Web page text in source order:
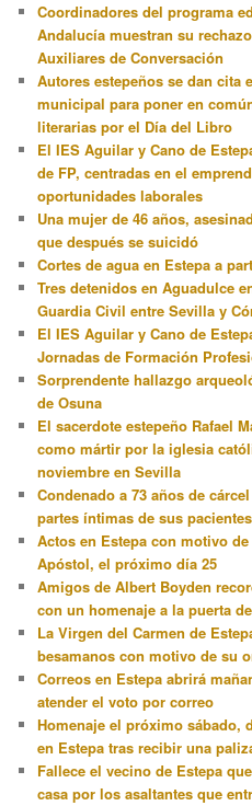
Coordinadores del programa
Andalucía muestran su
Auxiliares de Conversación
Autores estepeños se dan cita
municipal para poner en
literarias por el Día del Libro
El IES Aguilar y Cano de
de FP, centradas en el
oportunidades laborales
Una mujer de 46 años,
que después se suicidó
Cortes de agua en Estepa a
Tres detenidos en Aguadulce
Guardia Civil entre Sevilla y
El IES Aguilar y Cano de
Jornadas de Formación
Sorprendente hallazgo
de Osuna
El sacerdote estepeño Rafael
como mártir por la iglesia
noviembre en Sevilla
Condenado a 73 años de
partes íntimas de sus
Actos en Estepa con motivo
Apóstol, el próximo día 25
Amigos de Albert Boyden
con un homenaje a la puerta
La Virgen del Carmen de
besamanos con motivo de su
Correos en Estepa abrirá
atender el voto por correo
Homenaje el próximo sábado,
en Estepa tras recibir una
Fallece el vecino de Estepa
casa por los asaltantes que